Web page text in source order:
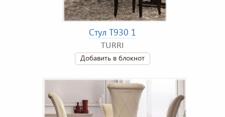
Стул T930 1
TURRI
Добавить в блокнот